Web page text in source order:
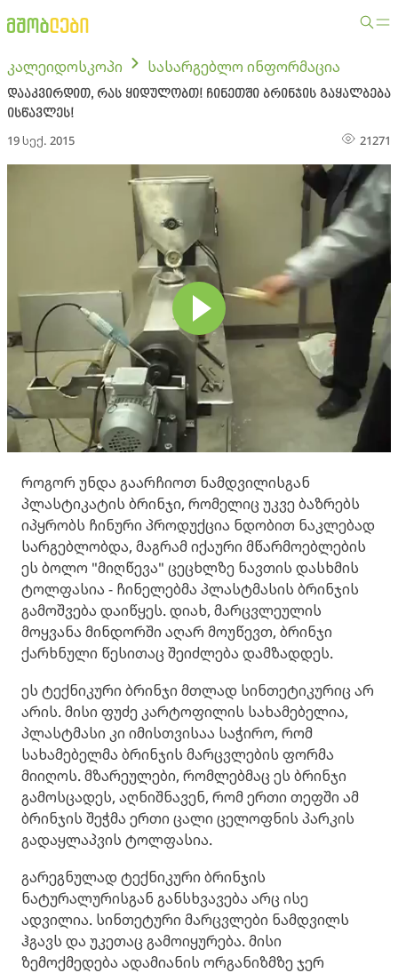
კალეიდოსკოპი სასარგებლო ინფორმაცია
დააკვირდით, რას ყიდულობთ! ჩინეთში ბრინჯის გაყალბება
ისწავლეს!
19 სექ. 2015 21271
როგორ უნდა გაარჩიოთ ნამდვილისგან
პლასტიკატის ბრინჯი, რომელიც უკვე ბაზრებს
იპყრობს ჩინური პროდუქცია ნდობით ნაკლებად
სარგებლობდა, მაგრამ იქაური მწარმოებლების
ეს ბოლო "მიღწევა" ცეცხლზე ნავთის დასხმის
ტოლფასია - ჩინელებმა პლასტმასის ბრინჯის
გამოშვება დაიწყეს. დიახ, მარცვლეულის
მოყვანა მინდორში აღარ მოუწევთ, ბრინჯი
ქარხნული წესითაც შეიძლება დამზადდეს.
ეს ტექნიკური ბრინჯი მთლად სინთეტიკურიც არ
არის. მისი ფუძე კარტოფილის სახამებელია,
პლასტმასი კი იმისთვისაა საჭირო, რომ
სახამებელმა ბრინჯის მარცვლების ფორმა
მიიღოს. მზარეულები, რომლებმაც ეს ბრინჯი
გამოსცადეს, აღნიშნავენ, რომ ერთი თეფში ამ
ბრინჯის შეჭმა ერთი ცალი ცელოფნის პარკის
გადაყლაპვის ტოლფასია.
გარეგნულად ტექნიკური ბრინჯის
ნატურალურისგან განსხვავება არც ისე
ადვილია. სინთეტური მარცვლები ნამდვილს
ჰგავს და უკეთაც გამოიყურება. მისი
ზემოქმედება ადამიანის ორგანიზმზე ჯერ